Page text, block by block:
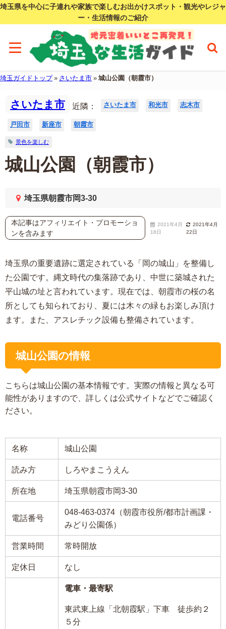
埼玉県を中心に子連れや家族で楽しむお出かけスポット・観光やレジャ
ー・生活情報のご紹介
埼玉ガイドトップ» さいたま市 » 城山公園（朝霞市）
さいたま市 近隣： さいたま市 和光市 志木市
戸田市 新座市 朝霞市
景色を楽しむ
城山公園（朝霞市）
埼玉県朝霞市岡3-30
本記事はアフィリエイト・プロモーショ
ンを含みます
2021年4月
18日
2021年4月
22日
埼玉県の重要遺跡に選定されている「岡の城山」を整備し
た公園です。縄文時代の集落跡であり、中世に築城された
平山城の址と言われています。現在では、朝霞市の桜の名
所としても知られており、夏には木々の緑もお楽しみ頂け
ます。また、アスレチック設備も整備されています。
城山公園の情報
こちらは城山公園の基本情報です。実際の情報と異なる可
能性がありますので、詳しくは公式サイトなどでご確認く
ださい。
名称 城山公園
読み方 しろやまこうえん
所在地 埼玉県朝霞市岡3-30
電話番号
048-463-0374（朝霞市役所/都市計画課・
みどり公園係）
営業時間 常時開放
定休日 なし
電車・最寄駅
東武東上線「北朝霞駅」下車 徒歩約２
５分